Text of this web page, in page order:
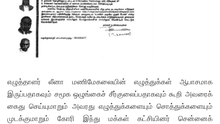
எழுத்தாளர் லீனா மணிமேகலையின் எழுத்துக்கள் ஆபாசமாக
இருப்பதாகவும் சமூக ஒழுங்கைச் சீர்குலைப்பதாகவும் கூறி அவரைக்
கைது செய்யுமாறும் அவரது எழுத்துக்களையும் சொத்துக்களையும்
முடக்குமாறும் கோரி இந்து மக்கள் கட்சியினர் சென்னைக்